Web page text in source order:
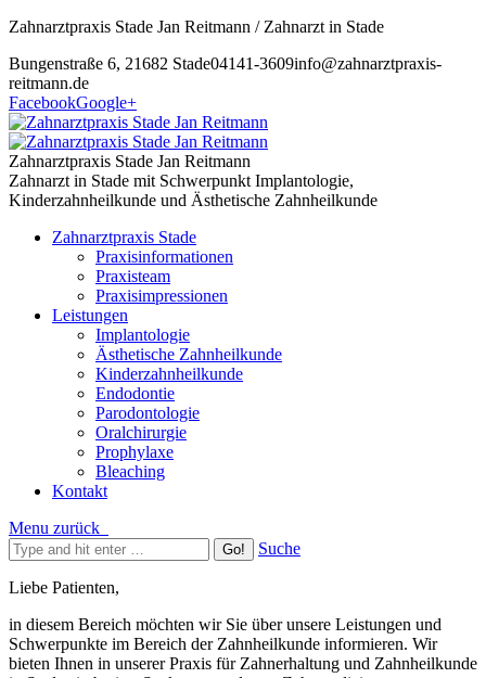
Zahnarztpraxis Stade Jan Reitmann / Zahnarzt in Stade
Bungenstraße 6, 21682 Stade04141-3609info@zahnarztpraxis-
reitmann.de
FacebookGoogle+
Zahnarztpraxis Stade Jan Reitmann
Zahnarzt in Stade mit Schwerpunkt Implantologie,
Kinderzahnheilkunde und Ästhetische Zahnheilkunde
Zahnarztpraxis Stade
Praxisinformationen
Praxisteam
Praxisimpressionen
Leistungen
Implantologie
Ästhetische Zahnheilkunde
Kinderzahnheilkunde
Endodontie
Parodontologie
Oralchirurgie
Prophylaxe
Bleaching
Kontakt
Menu zurück
Suche
Liebe Patienten,
in diesem Bereich möchten wir Sie über unsere Leistungen und
Schwerpunkte im Bereich der Zahnheilkunde informieren. Wir
bieten Ihnen in unserer Praxis für Zahnerhaltung und Zahnheilkunde